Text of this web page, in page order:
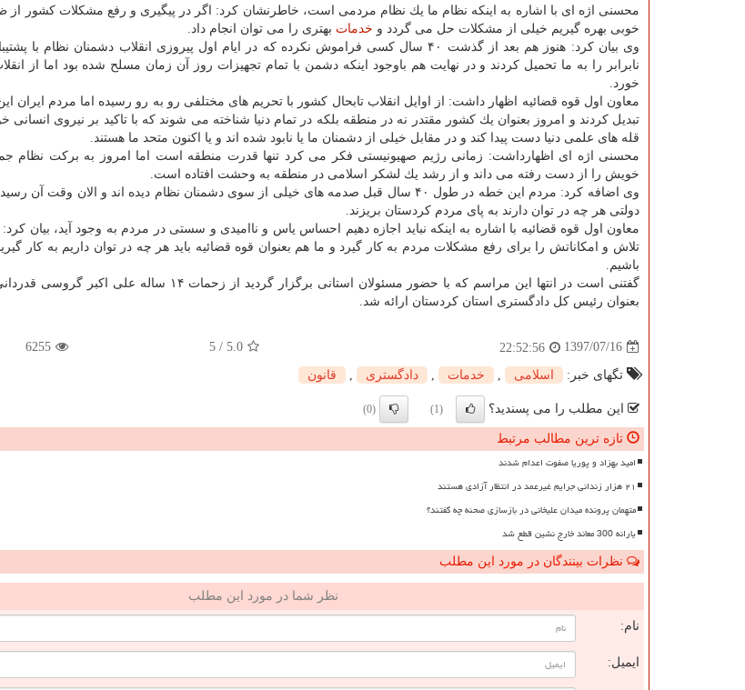
محسنی اژه ای با اشاره به اینكه نظام ما یك نظام مردمی است، خاطرنشان كرد: اگر در پیگیری و رفع مشكلات كشور
خوبی بهره گیریم خیلی از مشكلات حل می گردد و خدمات بهتری را می توان انجام داد.
وی بیان كرد: هنوز هم بعد از گذشت ۴۰ سال كسی فراموش نكرده كه در ایام اول پیروزی انقلاب دشمنان نظام
نابرابر را به ما تحمیل كردند و در نهایت هم باوجود اینكه دشمن با تمام تجهیزات روز آن زمان مسلح شده بود اما از
خورد.
معاون اول قوه قضائیه اظهار داشت: از اوایل انقلاب تابحال كشور با تحریم های مختلفی رو به رو رسیده اما مردم ایران
تبدیل كردند و امروز بعنوان یك كشور مقتدر نه در منطقه بلكه در تمام دنیا شناخته می شوند كه با تاكید بر نیروی انسانی
قله های علمی دنیا دست پیدا كند و در مقابل خیلی از دشمنان ما یا نابود شده اند و یا اكنون متحد ما هستند.
محسنی اژه ای اظهارداشت: زمانی رژیم صهیونیستی فكر می كرد تنها قدرت منطقه است اما امروز به بركت نظام
خویش را از دست رفته می داند و از رشد یك لشكر اسلامی در منطقه به وحشت افتاده است.
وی اضافه كرد: مردم این خطه در طول ۴۰ سال قبل صدمه های خیلی از سوی دشمنان نظام دیده اند و الان
دولتی هر چه در توان دارند به پای مردم كردستان بریزند.
معاون اول قوه قضائیه با اشاره به اینكه نباید اجازه دهیم احساس یاس و ناامیدی و سستی در مردم به وجود آید، بیان
تلاش و امكاناتش را برای رفع مشكلات مردم به كار گیرد و ما هم بعنوان قوه قضائیه باید هر چه در توان داریم به كار
باشیم.
گفتنی است در انتها این مراسم كه با حضور مسئولان استانی برگزار گردید از
بعنوان رئیس كل دادگستری استان كردستان ارائه شد.
1397/07/16
22:52:56
5.0
/
5
6255
تگهای خبر: اسلامی خدمات دادگستری قانون
این مطلب را می پسندید؟ (1)
(0)
تازه ترین مطالب مرتبط
امید بهزاد و پوریا صفوت اعدام شدند
۲۱ هزار زندانی جرایم غیرعمد در انتظار آزادی هستند
متهمان پرونده میدان علیخانی در بازسازی صحنه چه گفتند؟
یارانه 300 معاند خارج نشین قطع شد
نظرات بینندگان در مورد این مطلب
نظر شما در مورد این مطلب
نام:
ایمیل: